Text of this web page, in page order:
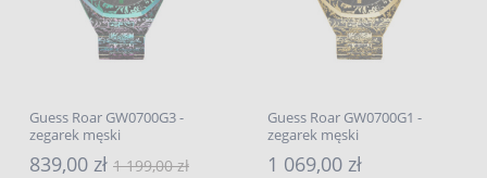
Guess Roar GW0700G3 -
zegarek męski
839,00 zł 1 199,00 zł
Guess Roar GW0700G1 -
zegarek męski
1 069,00 zł